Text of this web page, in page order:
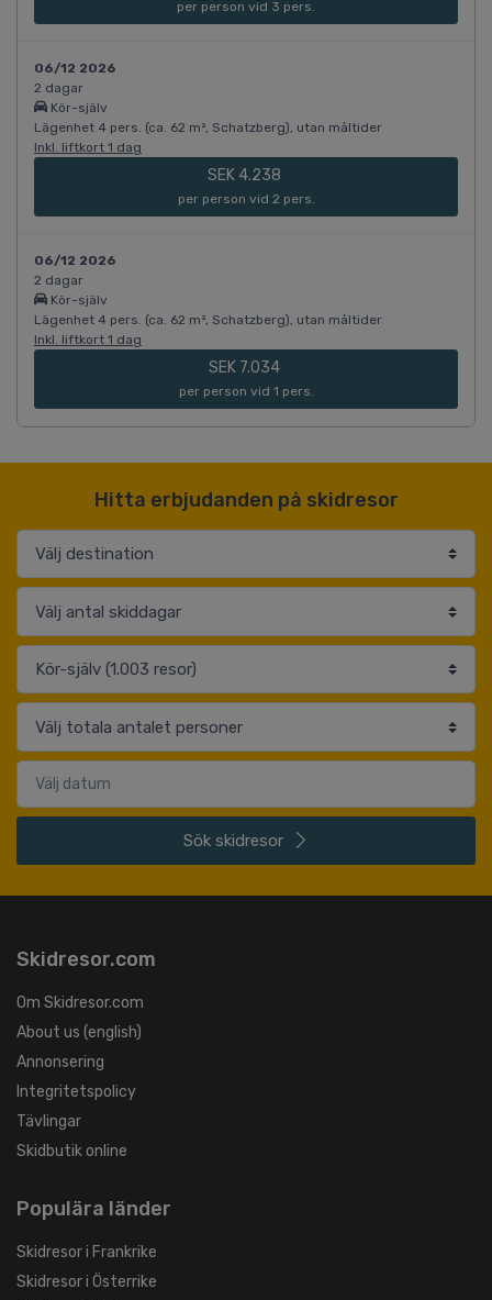
per person vid 3 pers.
06/12 2026
2 dagar
Kör-själv
Lägenhet 4 pers. (ca. 62 m², Schatzberg), utan måltider
Inkl. liftkort 1 dag
SEK 4.238
per person vid 2 pers.
06/12 2026
2 dagar
Kör-själv
Lägenhet 4 pers. (ca. 62 m², Schatzberg), utan måltider
Inkl. liftkort 1 dag
SEK 7.034
per person vid 1 pers.
Hitta erbjudanden på skidresor
Sök skidresor
Skidresor.com
Om Skidresor.com
About us (english)
Annonsering
Integritetspolicy
Tävlingar
Skidbutik online
Populära länder
Skidresor i Frankrike
Skidresor i Österrike